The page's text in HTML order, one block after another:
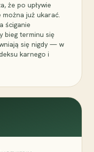
że po upływie
już ukarać.
ściganie
bieg terminu się
się nigdy — w
karnego i